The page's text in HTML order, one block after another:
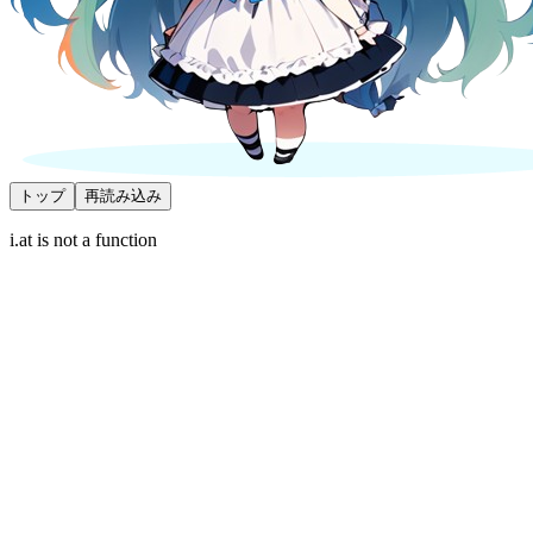
トップ 再読み込み
i.at is not a function